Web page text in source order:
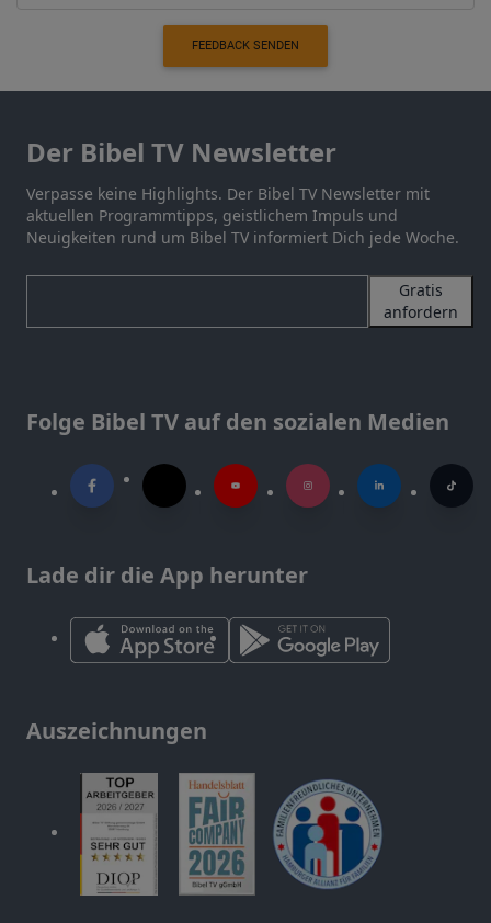
FEEDBACK SENDEN
Der Bibel TV Newsletter
Verpasse keine Highlights. Der Bibel TV Newsletter mit
aktuellen Programmtipps, geistlichem Impuls und
Neuigkeiten rund um Bibel TV informiert Dich jede Woche.
Gratis
anfordern
Folge Bibel TV auf den sozialen Medien
Lade dir die App herunter
Auszeichnungen